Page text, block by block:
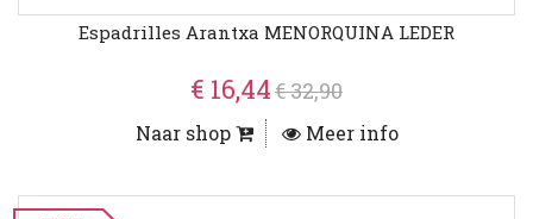
Espadrilles Arantxa MENORQUINA LEDER
€ 16,44€ 32,90
Naar shop Meer info